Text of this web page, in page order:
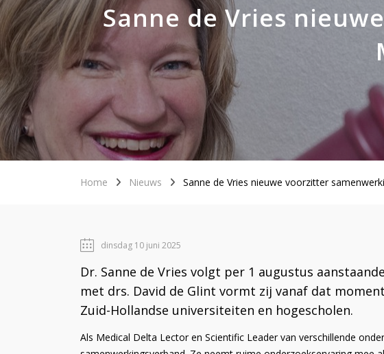
Sanne de Vries
Home Nieuws Sanne de Vries nieuwe voorzitter
dinsdag 10 juni 2025
Dr. Sanne de Vries volgt per 1 augustus
met drs. David de Glint vormt zij vanaf dat
Zuid-Hollandse universiteiten en hogescholen.
Als Medical Delta Lector en Scientific Leader van verschillende